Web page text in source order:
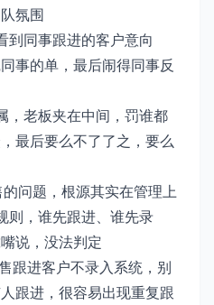
氛围
到同事跟进的客户意向
事的单，最后闹得同事反
，老板夹在中间，罚谁都
最后要么不了了之，要么
问题，根源其实在管理上
则，谁先跟进、谁先录
说，没法判定
跟进客户不录入系统，别
跟进，很容易出现重复跟